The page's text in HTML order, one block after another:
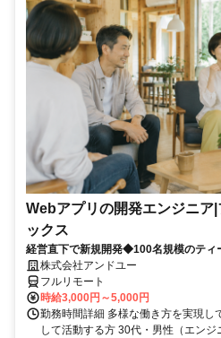
Webアプリの開発エンジニア
ックス
経営直下で新規開発◆100名規模のティ
株式会社アンドユー
フルリモート
時給3,000円～5,000円
勤務時間詳細 多様な働き方を実現
して活動する方 30代・男性（エン